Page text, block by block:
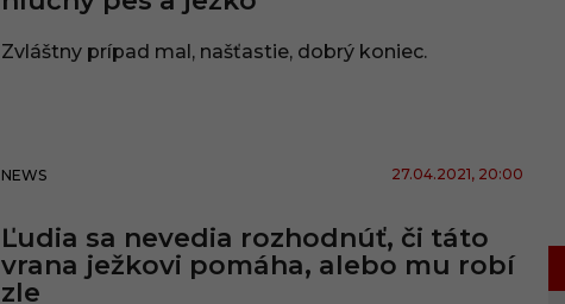
Zvláštny prípad mal, našťastie, dobrý koniec.
NEWS 27.04.2021, 20:00
Ľudia sa nevedia rozhodnúť, či táto
vrana ježkovi pomáha, alebo mu robí
zle